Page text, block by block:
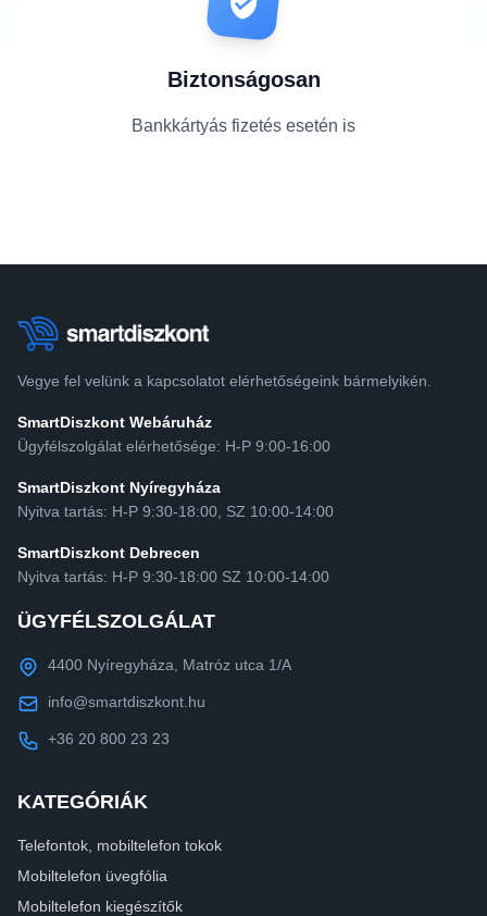
Biztonságosan
Bankkártyás fizetés esetén is
Vegye fel velünk a kapcsolatot elérhetőségeink bármelyikén.
SmartDiszkont Webáruház
Ügyfélszolgálat elérhetősége: H-P 9:00-16:00
SmartDiszkont Nyíregyháza
Nyitva tartás: H-P 9:30-18:00, SZ 10:00-14:00
SmartDiszkont Debrecen
Nyitva tartás: H-P 9:30-18:00 SZ 10:00-14:00
ÜGYFÉLSZOLGÁLAT
4400 Nyíregyháza, Matróz utca 1/A
info@smartdiszkont.hu
+36 20 800 23 23
KATEGÓRIÁK
Telefontok, mobiltelefon tokok
Mobiltelefon üvegfólia
Mobiltelefon kiegészítők